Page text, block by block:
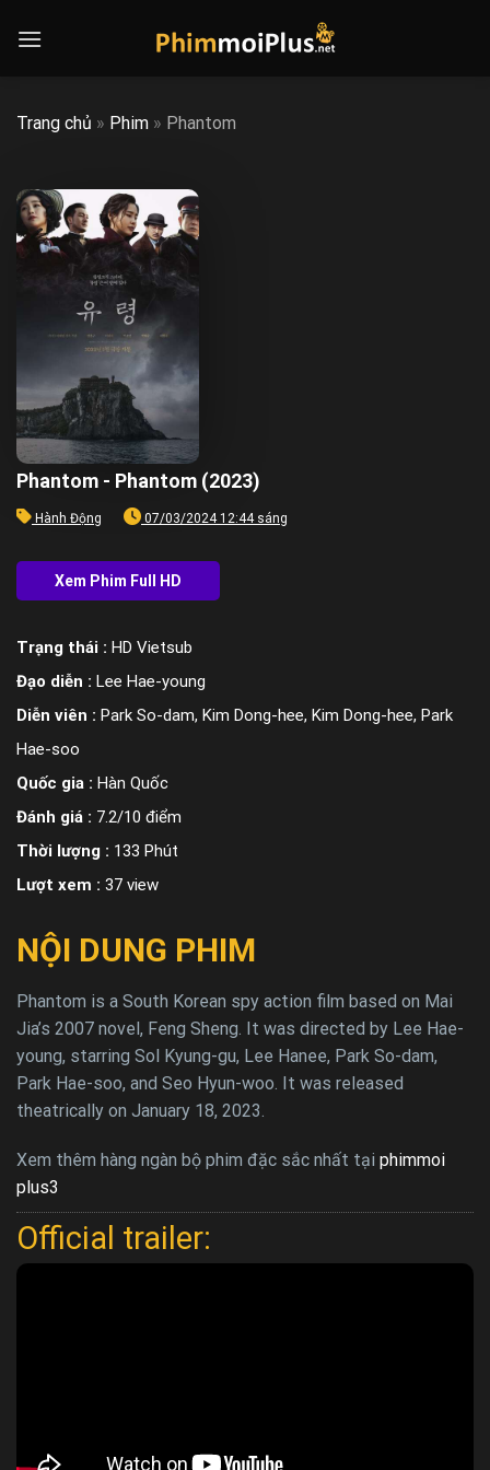
Trang chủ » Phim » Phantom
Phantom - Phantom (2023)
Hành Động 07/03/2024 12:44 sáng
Trạng thái : HD Vietsub
Đạo diễn : Lee Hae-young
Diễn viên : Park So-dam, Kim Dong-hee, Kim Dong-hee, Park
Hae-soo
Quốc gia : Hàn Quốc
Đánh giá : 7.2/10 điểm
Thời lượng : 133 Phút
Lượt xem : 37 view
NỘI DUNG PHIM
Phantom is a South Korean spy action film based on Mai
Jia’s 2007 novel, Feng Sheng. It was directed by Lee Hae-
young, starring Sol Kyung-gu, Lee Hanee, Park So-dam,
Park Hae-soo, and Seo Hyun-woo. It was released
theatrically on January 18, 2023.
Xem thêm hàng ngàn bộ phim đặc sắc nhất tại phimmoi
plus3
Official trailer: